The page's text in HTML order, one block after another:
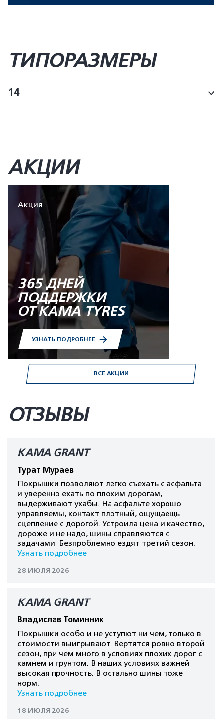
ТИПОРАЗМЕРЫ
14
ВСЕ АКЦИИ
АКЦИИ
Акция
365 ДНЕЙ
ПОДДЕРЖКИ
ОТ KAMA TYRES
УЗНАТЬ ПОДРОБНЕЕ
ОТЗЫВЫ
КАМА GRANT
Турат Мураев
Покрышки позволяют легко съехать с асфальта
и уверенно ехать по плохим дорогам,
выдерживают ухабы. На асфальте хорошо
управляемы, контакт плотный, ощущаещь
сцепление с дорогой. Устроила цена и качество,
дороже и не надо, шины справляются с
задачами. Безпроблемно ездят третий сезон.
Узнать подробнее
28 ИЮЛЯ 2026
КАМА GRANT
Владислав Томинник
Покрышки особо и не уступют ни чем, только в
стоимости выигрывают. Вертятся ровно второй
сезон, при чем много в условиях плохих дорог с
камнем и грунтом. В наших условиях важней
высокая прочность. В остально шины тоже
норм.
Узнать подробнее
18 ИЮЛЯ 2026